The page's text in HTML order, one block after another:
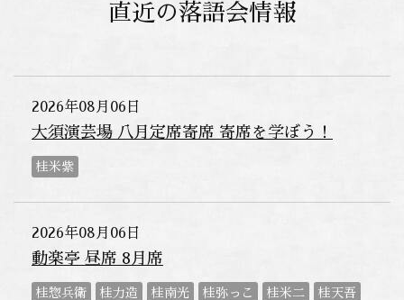
直近の落語会情報
2026年08月06日
大須演芸場 八月定席寄席 寄席を学ぼう！
桂米紫
2026年08月06日
動楽亭 昼席 8月席
桂惣兵衛 桂力造 桂南光 桂弥っこ 桂米二 桂天吾